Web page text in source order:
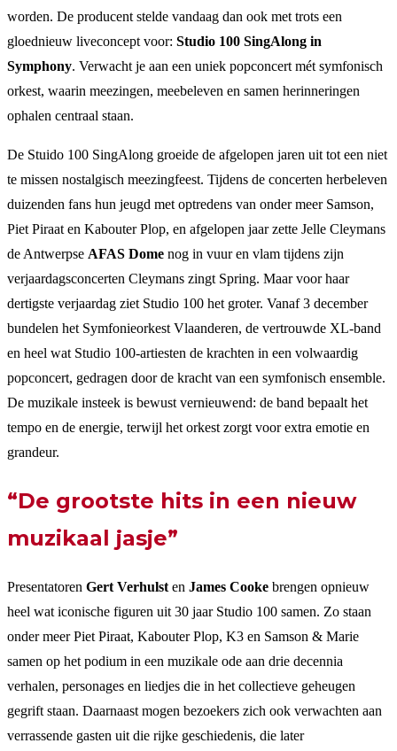
worden. De producent stelde vandaag dan ook met trots een
gloednieuw liveconcept voor: Studio 100 SingAlong in
Symphony. Verwacht je aan een uniek popconcert mét symfonisch
orkest, waarin meezingen, meebeleven en samen herinneringen
ophalen centraal staan.
De Stuido 100 SingAlong groeide de afgelopen jaren uit tot een niet
te missen nostalgisch meezingfeest. Tijdens de concerten herbeleven
duizenden fans hun jeugd met optredens van onder meer Samson,
Piet Piraat en Kabouter Plop, en afgelopen jaar zette Jelle Cleymans
de Antwerpse AFAS Dome nog in vuur en vlam tijdens zijn
verjaardagsconcerten Cleymans zingt Spring. Maar voor haar
dertigste verjaardag ziet Studio 100 het groter. Vanaf 3 december
bundelen het Symfonieorkest Vlaanderen, de vertrouwde XL-band
en heel wat Studio 100-artiesten de krachten in een volwaardig
popconcert, gedragen door de kracht van een symfonisch ensemble.
De muzikale insteek is bewust vernieuwend: de band bepaalt het
tempo en de energie, terwijl het orkest zorgt voor extra emotie en
grandeur.
“De grootste hits in een nieuw
muzikaal jasje”
Presentatoren Gert Verhulst en James Cooke brengen opnieuw
heel wat iconische figuren uit 30 jaar Studio 100 samen. Zo staan
onder meer Piet Piraat, Kabouter Plop, K3 en Samson & Marie
samen op het podium in een muzikale ode aan drie decennia
verhalen, personages en liedjes die in het collectieve geheugen
gegrift staan. Daarnaast mogen bezoekers zich ook verwachten aan
verrassende gasten uit die rijke geschiedenis, die later